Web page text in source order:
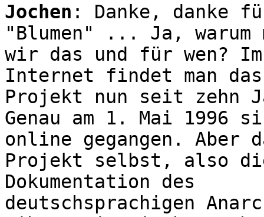
Jochen : Danke, danke
"Blumen" ... Ja, warum
wir das und für wen? Im
Internet findet man das
Projekt nun seit zehn
Genau am 1. Mai 1996
online gegangen. Aber
Projekt selbst, also
Dokumentation des
deutschsprachigen